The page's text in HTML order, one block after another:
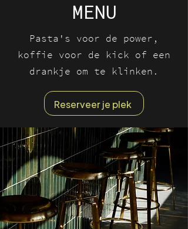
MENU
Pasta's voor de power,
koffie voor de kick of een
drankje om te klinken.
Reserveer je plek